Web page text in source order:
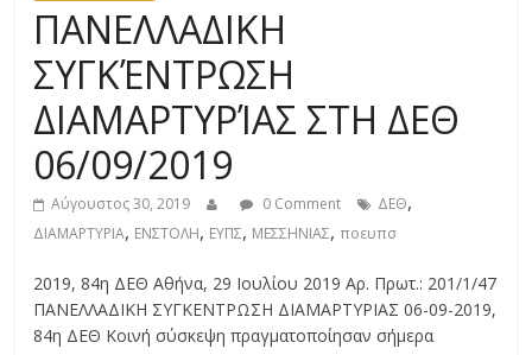
ΠΑΝΕΛΛΑΔΙΚΗ
ΣΥΓΚΈΝΤΡΩΣΗ
ΔΙΑΜΑΡΤΥΡΊΑΣ ΣΤΗ ΔΕΘ
06/09/2019
Αύγουστος 30, 2019 0 Comment ΔΕΘ,
ΔΙΑΜΑΡΤΥΡΙΑ, ΕΝΣΤΟΛΗ, ΕΥΠΣ, ΜΕΣΣΗΝΙΑΣ,ποευπσ
2019, 84η ΔΕΘ Αθήνα, 29 Ιουλίου 2019 Αρ. Πρωτ.: 201/1/47
ΠΑΝΕΛΛΑΔΙΚΗ ΣΥΓΚΕΝΤΡΩΣΗ ΔΙΑΜΑΡΤΥΡΙΑΣ 06-09-2019,
84η ΔΕΘ Κοινή σύσκεψη πραγματοποίησαν σήμερα